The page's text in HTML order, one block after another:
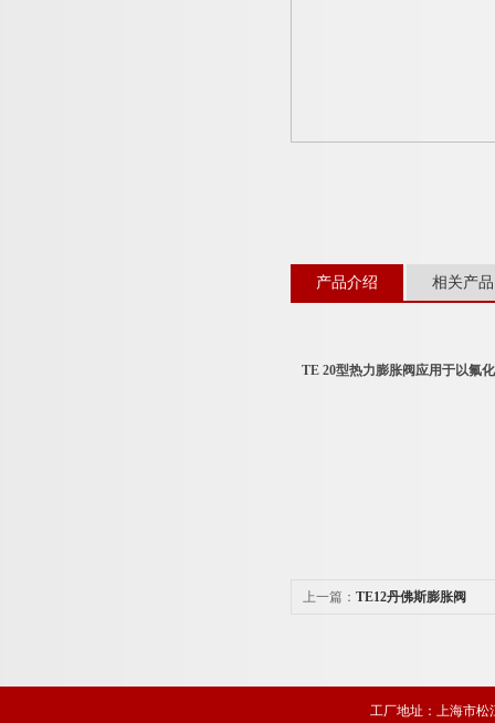
产品介绍 相关产品
TE 20型热力膨胀阀应用于以氟
上一篇： TE12丹佛斯膨胀阀
工厂地址：上海市松